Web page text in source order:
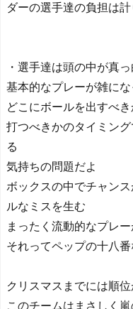
ダーの選手達の負担は
・選手達は頭の中が真
基本的なプレーが雑にな
どこにボールを出すべ
打つべきかのタイミン
る
気持ちの問題だよ
ボックスの中でチャン
ルなミスを生む
まったく流動的なプレ
それってペップの十八
クリスマスまでには順
このチームはまさしく